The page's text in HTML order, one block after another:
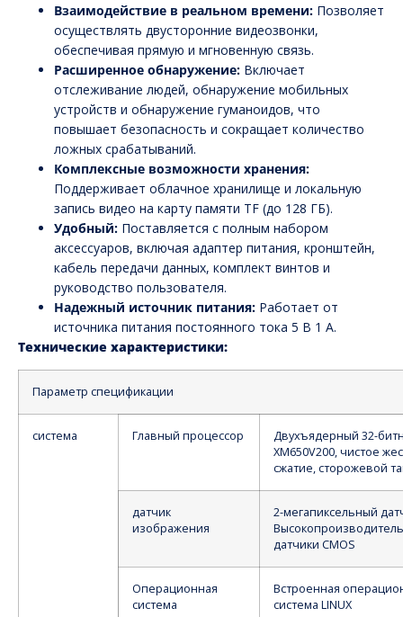
Взаимодействие в реальном времени: Позволяет
осуществлять двусторонние видеозвонки,
обеспечивая прямую и мгновенную связь.
Расширенное обнаружение: Включает
отслеживание людей, обнаружение мобильных
устройств и обнаружение гуманоидов, что
повышает безопасность и сокращает количество
ложных срабатываний.
Комплексные возможности хранения:
Поддерживает облачное хранилище и локальную
запись видео на карту памяти TF (до 128 ГБ).
Удобный: Поставляется с полным набором
аксессуаров, включая адаптер питания, кронштейн,
кабель передачи данных, комплект винтов и
руководство пользователя.
Надежный источник питания: Работает от
источника питания постоянного тока 5 В 1 А.
Технические характеристики:
Параметр спецификации
система Главный процессор
Двухъядерный 32-
XM650V200, чистое
сжатие, сторожевой
датчик
изображения
2-мегапиксельный
датчики CMOS
Операционная
система
Встроенная
система LINUX